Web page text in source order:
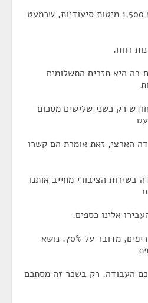
מיטות סיעודיות. באיגוד יש 1,500 מיטות סיעודיות, שכמעט
רווח.
בה היא תזרים התשלומים
רק כשני שלישים מסכום
הארצי, זאת אומרת הם קשרו
הציבורי מחייב אותנו
אלינו כספים.
בעיה אחרת היא עדכון התעריפים, מדובר על 70%. נושא
העבודה. רק בשכר זה מסתכם